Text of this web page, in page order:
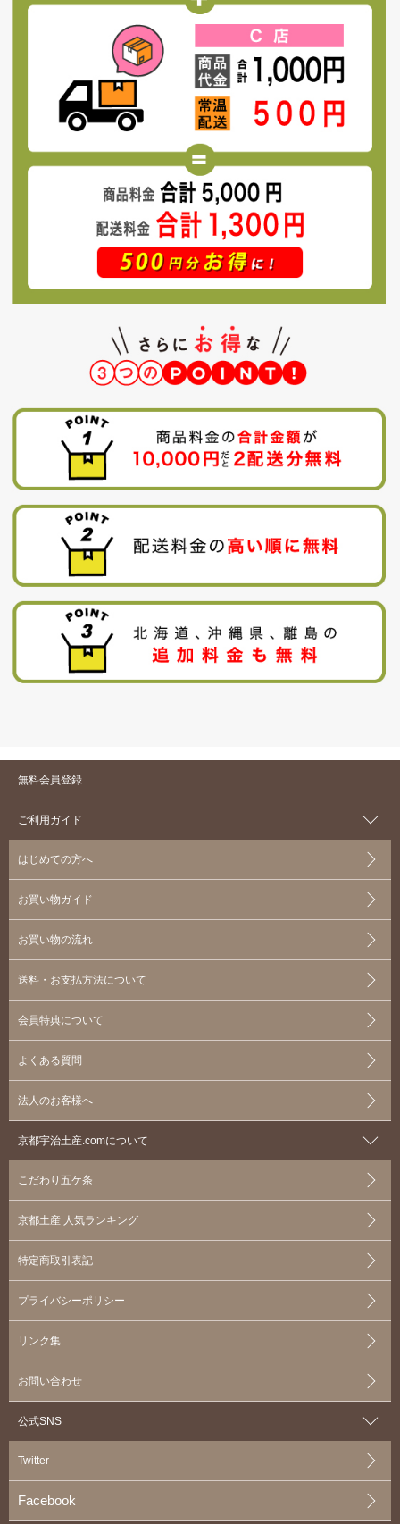
無料会員登録
ご利用ガイド
はじめての方へ
お買い物ガイド
お買い物の流れ
送料・お支払方法について
会員特典について
よくある質問
法人のお客様へ
京都宇治土産.comについて
こだわり五ケ条
京都土産 人気ランキング
特定商取引表記
プライバシーポリシー
リンク集
お問い合わせ
公式SNS
Twitter
Facebook